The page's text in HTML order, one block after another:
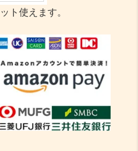
ト使えます。